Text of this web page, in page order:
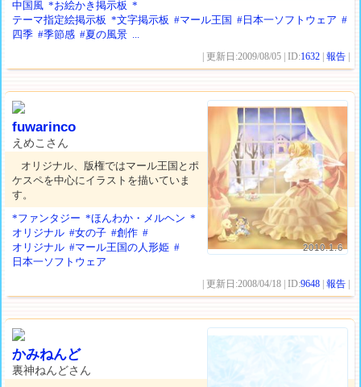
中国風 *お絵かき掲示板 *
テーマ指定絵掲示板 *文字掲示板 #マール王国 #日本一ソフトウェア #
四季 #季節感 #夏の風景 ...
| 更新日:2009/08/05 | ID:1632 |報告
2010.1.6
fuwarinco
えめこさん
オリジナル、版権ではマール王国とポ
ケスペを中心にイラストを描いていま
す。
*ファンタジー *ほんわか・メルヘン *
オリジナル #女の子 #創作 #
オリジナル #マール王国の人形姫 #
日本一ソフトウェア
| 更新日:2008/04/18 | ID:9648 |報告
かみねんど
裏神ねんどさん